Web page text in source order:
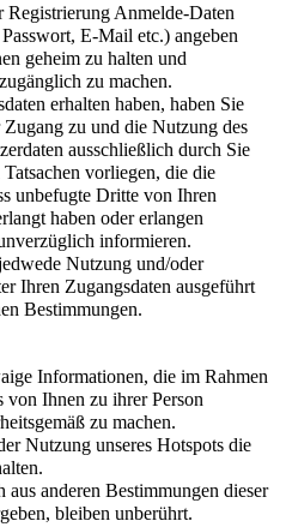
Registrierung Anmelde-Daten
E-Mail etc.) angeben
geheim zu halten und
zu machen.
erhalten haben, haben Sie
Zugang zu und die Nutzung des
ausschließlich durch Sie
vorliegen, die die
unbefugte Dritte von Ihren
haben oder erlangen
informieren.
Nutzung und/oder
Ihren Zugangsdaten ausgeführt
Bestimmungen.
Informationen, die im Rahmen
von Ihnen zu ihrer Person
zu machen.
Nutzung unseres Hotspots die
anderen Bestimmungen dieser
bleiben unberührt.